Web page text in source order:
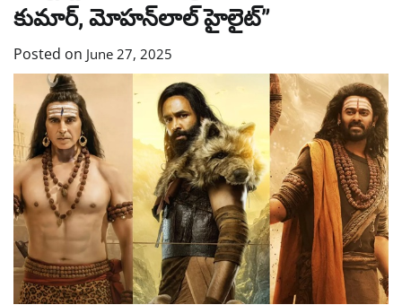
కుమార్, మోహన్‌లాల్ హైలైట్‌”
Posted on June 27, 2025